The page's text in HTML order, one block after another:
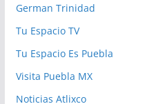
German Trinidad
Tu Espacio TV
Tu Espacio Es Puebla
Visita Puebla MX
Noticias Atlixco